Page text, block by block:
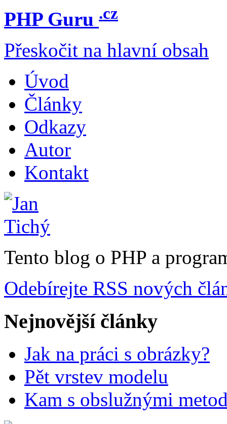
PHP Guru .cz
Přeskočit na hlavní obsah
Úvod
Články
Odkazy
Autor
Kontakt
Tento blog o PHP a
Odebírejte RSS nových
Nejnovější články
Jak na práci s obrázky?
Pět vrstev modelu
Kam s obslužnými